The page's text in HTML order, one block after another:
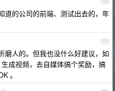
道的公司的前端、测试出去的，年
71
磨人的。但我也没什么好建议，如
成视频，去自媒体搞个奖励，搞
。